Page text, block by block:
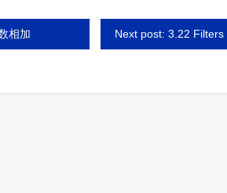
相加 Next post: 3.22